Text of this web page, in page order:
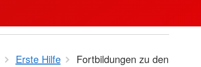
Erste Hilfe
Fortbildungen zu den